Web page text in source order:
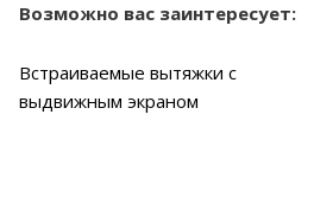
Возможно вас заинтересует:
Встраиваемые вытяжки с
выдвижным экраном